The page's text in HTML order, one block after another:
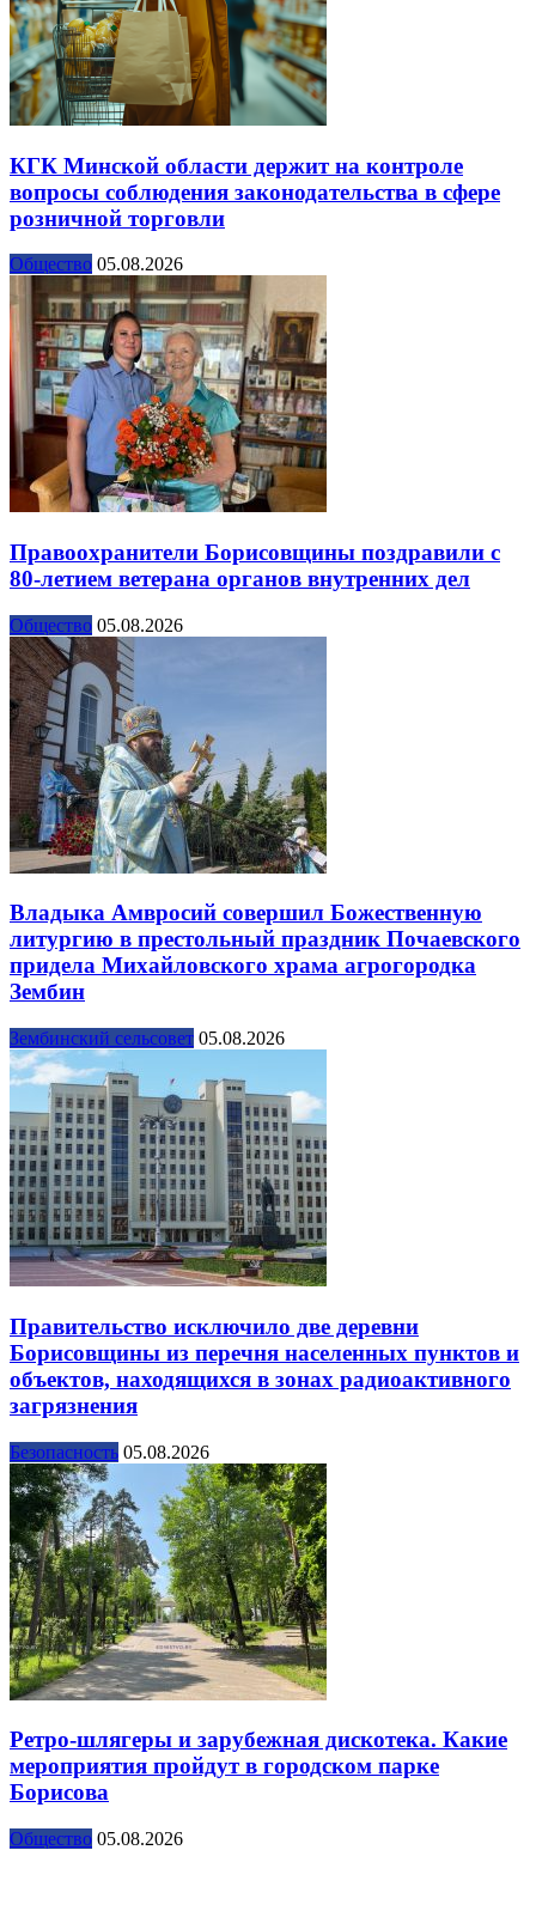
КГК Минской области держит на контроле
вопросы соблюдения законодательства в сфере
розничной торговли
Общество 05.08.2026
Правоохранители Борисовщины поздравили с
80-летием ветерана органов внутренних дел
Общество 05.08.2026
Владыка Амвросий совершил Божественную
литургию в престольный праздник Почаевского
придела Михайловского храма агрогородка
Зембин
Зембинский сельсовет 05.08.2026
Правительство исключило две деревни
Борисовщины из перечня населенных пунктов и
объектов, находящихся в зонах радиоактивного
загрязнения
Безопасность 05.08.2026
Ретро-шлягеры и зарубежная дискотека. Какие
мероприятия пройдут в городском парке
Борисова
Общество 05.08.2026